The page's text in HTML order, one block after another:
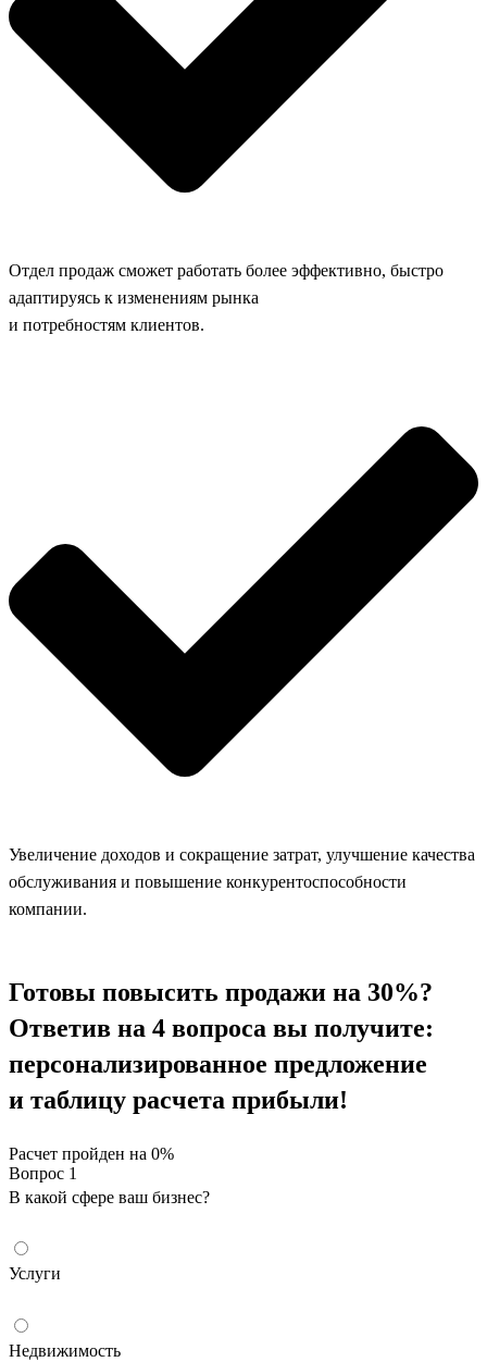
Отдел продаж сможет работать более эффективно, быстро
адаптируясь к изменениям рынка
и потребностям клиентов.
Увеличение доходов и сокращение затрат, улучшение качества
обслуживания и повышение конкурентоспособности
компании.
Готовы повысить продажи на 30%?
Ответив на 4 вопроса вы получите:
персонализированное предложение​​​​
и таблицу расчета прибыли!
Расчет пройден на 0%
Вопрос 1
В какой сфере ваш бизнес?
Услуги
Недвижимость